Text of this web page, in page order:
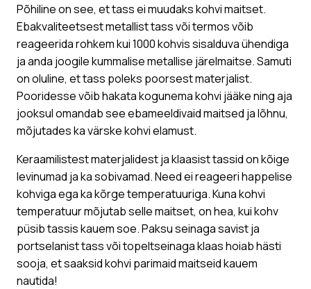
Põhiline on see, et tass ei muudaks kohvi maitset.
Ebakvaliteetsest metallist tass või termos võib
reageerida rohkem kui 1000 kohvis sisalduva ühendiga
ja anda joogile kummalise metallise järelmaitse. Samuti
on oluline, et tass poleks poorsest materjalist.
Pooridesse võib hakata kogunema kohvi jääke ning aja
jooksul omandab see ebameeldivaid maitsed ja lõhnu,
mõjutades ka värske kohvi elamust.
Keraamilistest materjalidest ja klaasist tassid on kõige
levinumad ja ka sobivamad. Need ei reageeri happelise
kohviga ega ka kõrge temperatuuriga. Kuna kohvi
temperatuur mõjutab selle maitset, on hea, kui kohv
püsib tassis kauem soe. Paksu seinaga savist ja
portselanist tass või topeltseinaga klaas hoiab hästi
sooja, et saaksid kohvi parimaid maitseid kauem
nautida!